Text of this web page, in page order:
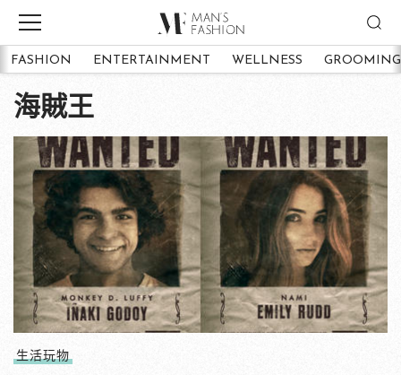
FASHION ENTERTAINMENT WELLNESS GROOMING
海賊王
生活玩物